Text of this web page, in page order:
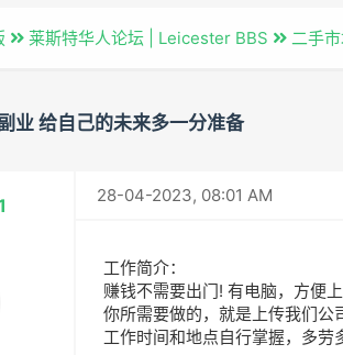
莱斯特华人论坛 | Leicester BBS 二手
业 给自己的未来多一分准备
28-04-2023, 08:01 AM
工作简介：
赚钱不需要出门! 有电脑，方便
你所需要做的，就是上传我们公
工作时间和地点自行掌握，多劳